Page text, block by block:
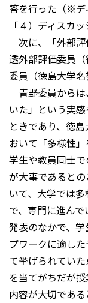
答を行った（※デ
「４）ディスカ
次に、「外部評
透外部評価委員
委員（徳島大学
青野委員からは
いた」という実
ときであり、徳
おいて「多様性
学生や教員同士
が大事であると
いて、大学では
で、専門に進ん
発表のなかで、
プワークに適し
て挙げられてい
を当てがちだが
内容が大切であ